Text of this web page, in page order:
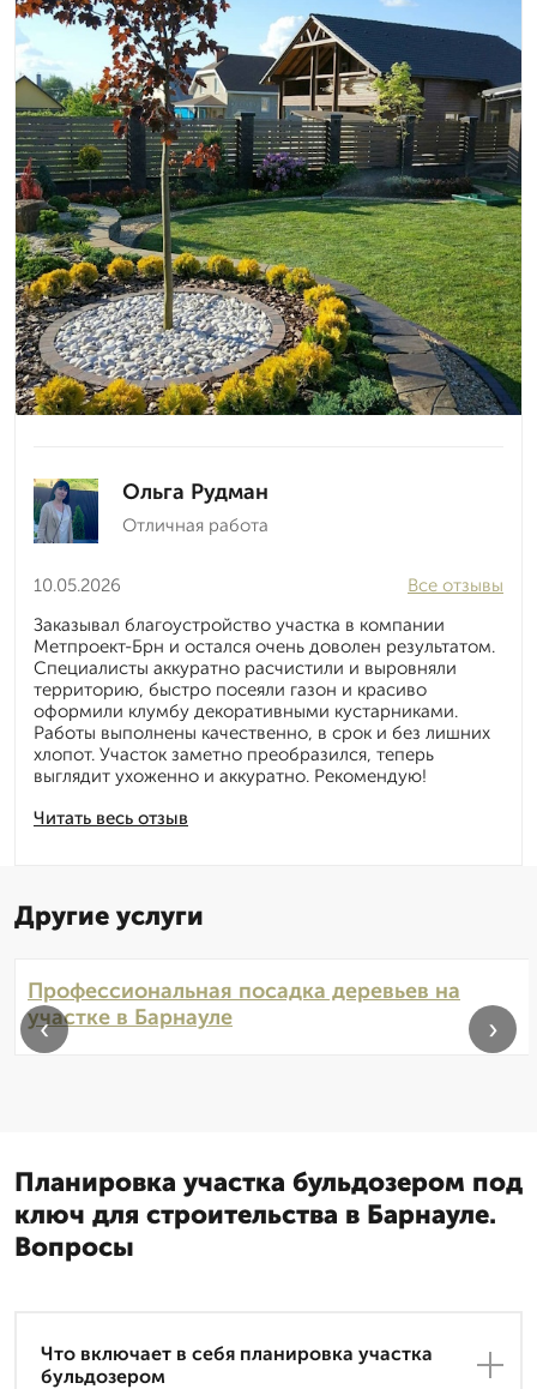
Ольга Рудман
Отличная работа
10.05.2026
Читать весь отзыв
Все отзывы
Заказывал благоустройство участка в компании
Метпроект-Брн и остался очень доволен результатом.
Специалисты аккуратно расчистили и выровняли
территорию, быстро посеяли газон и красиво
оформили клумбу декоративными кустарниками.
Работы выполнены качественно, в срок и без лишних
хлопот. Участок заметно преобразился, теперь
выглядит ухоженно и аккуратно. Рекомендую!
Другие услуги
Профессиональная посадка деревьев на
участке в Барнауле
‹ ›
Планировка участка бульдозером под
ключ для строительства в Барнауле.
Вопросы
Что включает в себя планировка участка
бульдозером